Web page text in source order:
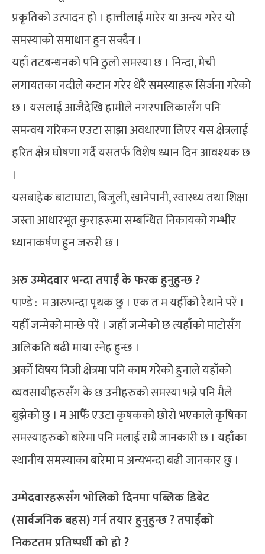
प्रकृतिको उत्पादन हो । हात्तीलाई मारेर या अन्त्य गरेर यो
समस्याको समाधान हुन सक्दैन ।
यहाँ तटबन्धनको पनि ठुलो समस्या छ । निन्दा, मेची
लगायतका नदीले कटान गरेर धेरै समस्याहरू सिर्जना गरेको
छ । यसलाई आजैदेखि हामीले नगरपालिकासँग पनि
समन्वय गरिकन एउटा साझा अवधारणा लिएर यस क्षेत्रलाई
हरित क्षेत्र घोषणा गर्दै यसतर्फ विशेष ध्यान दिन आवश्यक छ
।
यसबाहेक बाटाघाटा, बिजुली, खानेपानी, स्वास्थ्य तथा शिक्षा
जस्ता आधारभूत कुराहरूमा सम्बन्धित निकायको गम्भीर
ध्यानाकर्षण हुन जरुरी छ ।
अरु उम्मेदवार भन्दा तपाईँ के फरक हुनुहुन्छ ?
पाण्डे : म अरुभन्दा पृथक छु । एक त म यहीँको रैथाने परें ।
यहीँ जन्मेको मान्छे परें । जहाँ जन्मेको छ त्यहाँको माटोसँग
अलिकति बढी माया स्नेह हुन्छ ।
अर्काे विषय निजी क्षेत्रमा पनि काम गरेको हुनाले यहाँको
व्यवसायीहरुसँग के छ उनीहरुको समस्या भन्ने पनि मैले
बुझेको छु । म आफैँ एउटा कृषकको छोरो भएकाले कृषिका
समस्याहरुको बारेमा पनि मलाई राम्रै जानकारी छ । यहाँका
स्थानीय समस्याका बारेमा म अन्यभन्दा बढी जानकार छु ।
उम्मेदवारहरूसँग भोलिको दिनमा पब्लिक डिबेट
(सार्वजनिक बहस) गर्न तयार हुनुहुन्छ ? तपाईँको
निकटतम प्रतिष्पर्धी को हो ?